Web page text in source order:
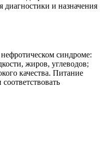
диагностики и назначения
синдроме:
жиров, углеводов;
качества. Питание